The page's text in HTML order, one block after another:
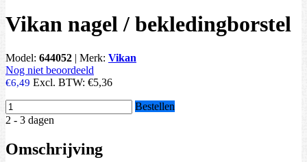
Vikan nagel / bekledingborstel
Model: 644052 | Merk: Vikan
Nog niet beoordeeld
€6,49 Excl. BTW: €5,36
Bestellen
2 - 3 dagen
Omschrijving